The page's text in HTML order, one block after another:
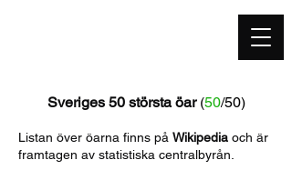
Sveriges 50 största öar(50/50)
Listan över öarna finns på Wikipedia och är
framtagen av statistiska centralbyrån.